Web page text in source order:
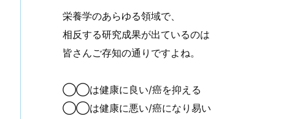
栄養学のあらゆる領域で、
相反する研究成果が出ているのは
皆さんご存知の通りですよね。
◯◯は健康に良い/癌を抑える
◯◯は健康に悪い/癌になり易い